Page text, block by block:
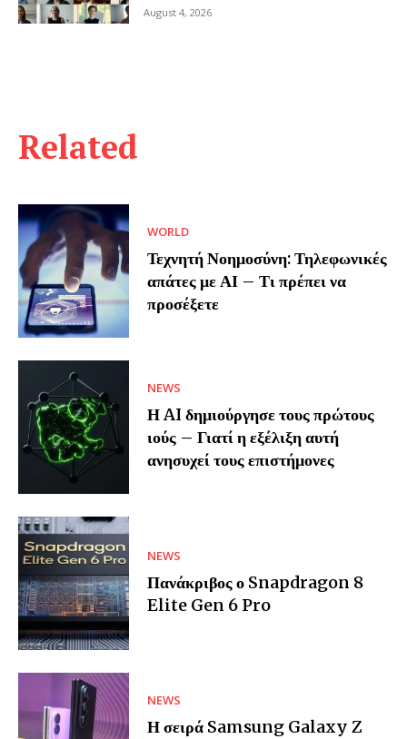
Related
WORLD
Τεχνητή Νοημοσύνη: Τηλεφωνικές
απάτες με ΑΙ – Τι πρέπει να
προσέξετε
NEWS
Η AI δημιούργησε τους πρώτους
ιούς – Γιατί η εξέλιξη αυτή
ανησυχεί τους επιστήμονες
NEWS
Πανάκριβος ο Snapdragon 8
Elite Gen 6 Pro
NEWS
Η σειρά Samsung Galaxy Z
August 4, 2026